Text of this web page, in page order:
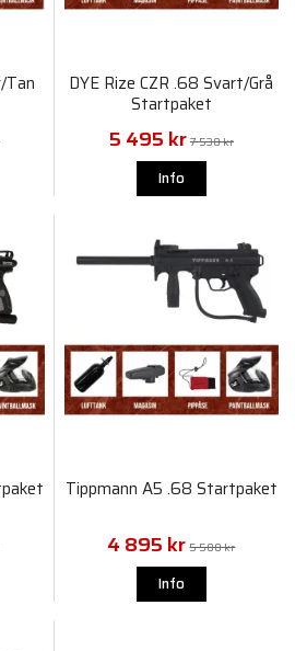
Tan DYE Rize CZR .68 Svart/Grå
Startpaket
5 495 kr 7 530 kr
Info
Tippmann A5 .68 Startpaket
4 895 kr 5 580 kr
Info